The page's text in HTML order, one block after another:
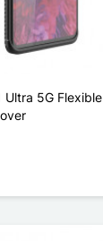
Ultra 5G Flexible